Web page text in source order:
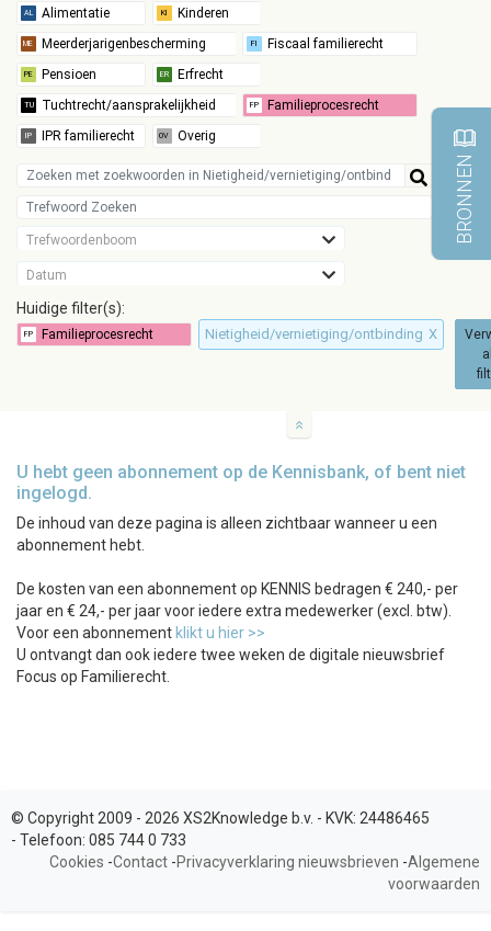
Trefwoordenboom
Datum
Huidige filter(s):
Nietigheid/vernietiging/ontbinding X
U hebt geen abonnement op de Kennisbank, of bent niet
ingelogd.
De inhoud van deze pagina is alleen zichtbaar wanneer u een
abonnement hebt.
De kosten van een abonnement op KENNIS bedragen € 240,- per
jaar en € 24,- per jaar voor iedere extra medewerker (excl. btw).
Voor een abonnement klikt u hier >>
U ontvangt dan ook iedere twee weken de digitale nieuwsbrief
Focus op Familierecht.
BRONNEN
© Copyright 2009 - 2026 XS2Knowledge b.v. - KVK: 24486465
- Telefoon: 085 744 0 733
Cookies -Contact -Privacyverklaring nieuwsbrieven -Algemene
voorwaarden